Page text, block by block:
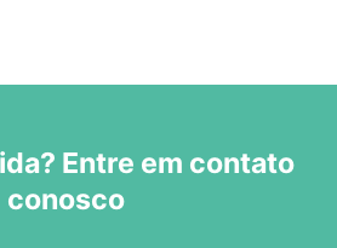
Entre em contato
conosco